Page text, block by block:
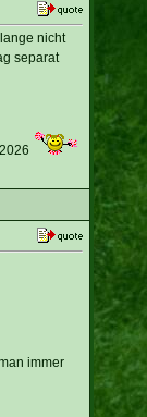
nicht
separat
immer